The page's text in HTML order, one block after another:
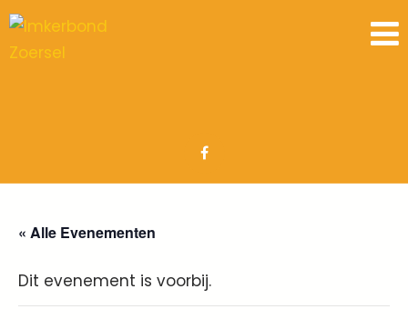
« Alle Evenementen
Dit evenement is voorbij.